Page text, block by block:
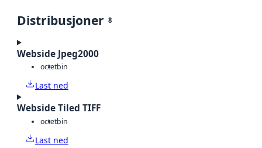
Distribusjoner 8
Webside Jpeg2000
octetbin
Last ned
Webside Tiled TIFF
octetbin
Last ned